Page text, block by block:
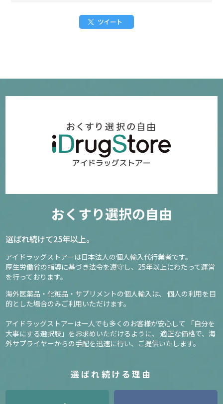
ツイート
おくすり選択の自由
選ばれ続けて25年以上。
アイドラッグストアーは日本法人の個人輸入代行業者です。
厚生労働省の指導に基づき法令を遵守し、 25年以上にわたって運営
を行っております。
海外医薬品・化粧品・サプリメントの個人輸入は、
個人の利用を目
的とした場合のみご利用いただけます。
アイドラッグストアーは一人でも多くのお客様が安心して
「自分を
大事にする選択肢」をお求めいただけるように、
適正な価格で、海
外サプライヤーからの手配を迅速に行い、ご提供いたします。
選ばれ続ける理由